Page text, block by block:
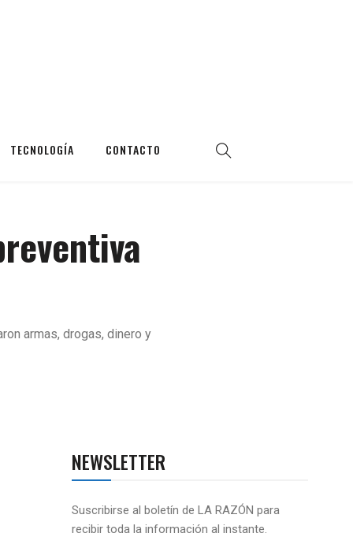
TECNOLOGÍA CONTACTO
armas, drogas, dinero y
NEWSLETTER
Suscribirse al boletín de LA RAZÓN para
recibir toda la información al instante.